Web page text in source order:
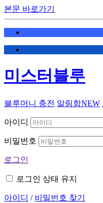
본문 바로가기
미스터블루
블루머니 충전 알림함NEW
아이디
비밀번호
로그인
로그인 상태 유지
아이디 / 비밀번호 찾기